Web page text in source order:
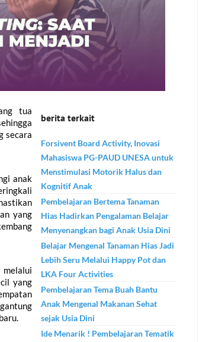
berita terkait
Forsivent Board Activity, Inovasi
Mahasiswa PG-PAUD UNESA untuk
Menstimulasi Motorik Halus dan
Kognitif Anak
Pembelajaran Bertema Tanaman
Hias Hadirkan Pengalaman Belajar
Menyenangkan bagi Anak Usia Dini
Belajar Mengenal Tanaman Hias Jadi
Lebih Seru Melalui Happy Pot dan
LKA Four Activities
Pembelajaran Tema Buah Bantu
Anak Mengenal Makanan Sehat
sejak Usia Dini
Ide Menarik ! Pembelajaran Tematik
tua
secara
anak
yang
yang